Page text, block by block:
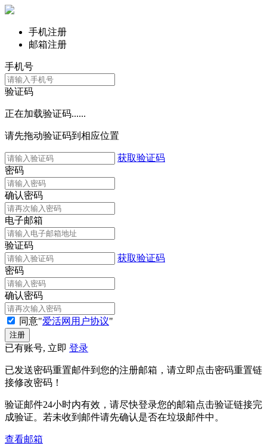
手机注册
邮箱注册
手机号
验证码
正在加载验证码......
请先拖动验证码到相应位置
获取验证码
密码
确认密码
电子邮箱
验证码
获取验证码
密码
确认密码
同意"爱活网用户协议"
已有账号, 立即 登录
已发送密码重置邮件到您的注册邮箱，请立即点击密码重置链
接修改密码！
验证邮件24小时内有效，请尽快登录您的邮箱点击验证链接完
成验证。若未收到邮件请先确认是否在垃圾邮件中。
查看邮箱